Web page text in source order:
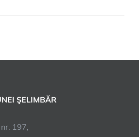
ŞELIMBĂR
197,